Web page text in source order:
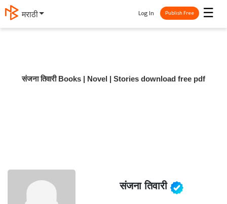
मराठी ☰
Log In Publish Free
संजना तिवारी Books | Novel | Stories download free pdf
संजना तिवारी